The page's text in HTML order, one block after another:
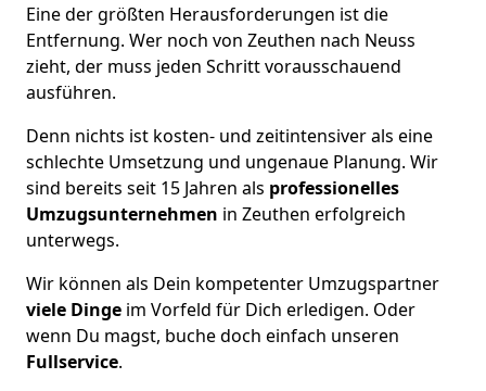
Eine der größten Herausforderungen ist die
Entfernung. Wer noch von Zeuthen nach Neuss
zieht, der muss jeden Schritt vorausschauend
ausführen.
Denn nichts ist kosten- und zeitintensiver als eine
schlechte Umsetzung und ungenaue Planung. Wir
sind bereits seit 15 Jahren als professionelles
Umzugsunternehmen in Zeuthen erfolgreich
unterwegs.
Wir können als Dein kompetenter Umzugspartner
viele Dinge im Vorfeld für Dich erledigen. Oder
wenn Du magst, buche doch einfach unseren
Fullservice.